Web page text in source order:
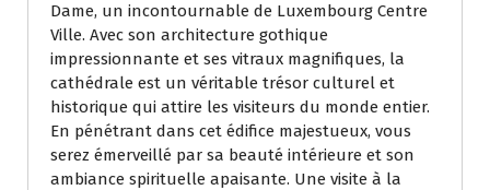
Dame, un incontournable de Luxembourg Centre
Ville. Avec son architecture gothique
impressionnante et ses vitraux magnifiques, la
cathédrale est un véritable trésor culturel et
historique qui attire les visiteurs du monde entier.
En pénétrant dans cet édifice majestueux, vous
serez émerveillé par sa beauté intérieure et son
ambiance spirituelle apaisante. Une visite à la